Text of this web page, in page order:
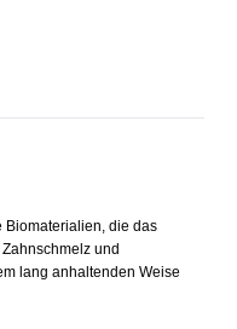
Biomaterialien, die das
und
lang anhaltenden Weise